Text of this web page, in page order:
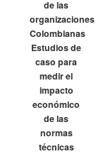
de las
organizaciones
Colombianas
Estudios de
caso para
medir el
impacto
económico
de las
normas
técnicas